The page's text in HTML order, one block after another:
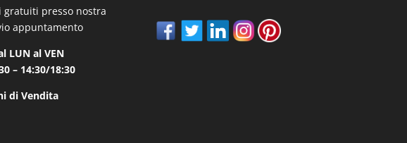
gratuiti presso nostra
appuntamento
LUN al VEN
– 14:30/18:30
di Vendita